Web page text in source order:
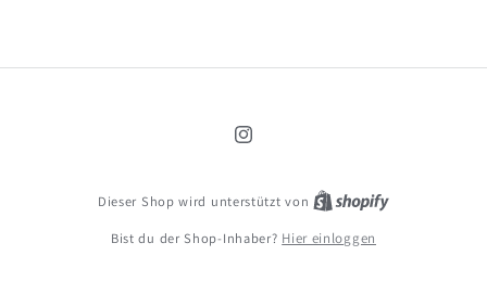
Instagram
Dieser Shop wird unterstützt von
Bist du der Shop-Inhaber? Hier einloggen